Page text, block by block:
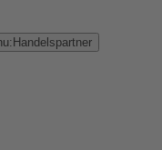
Handelspartner